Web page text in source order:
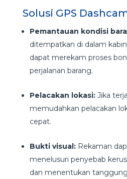
Solusi GPS
Pemantauan kondisi
ditempatkan di dalam
dapat merekam proses
perjalanan barang.
Pelacakan lokasi:Jika
memudahkan pelacakan
cepat.
Bukti visual:Rekaman
menelusuri penyebab
dan menentukan